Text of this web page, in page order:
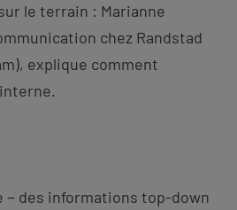
le terrain : Marianne
chez Randstad
explique comment
des informations top-down